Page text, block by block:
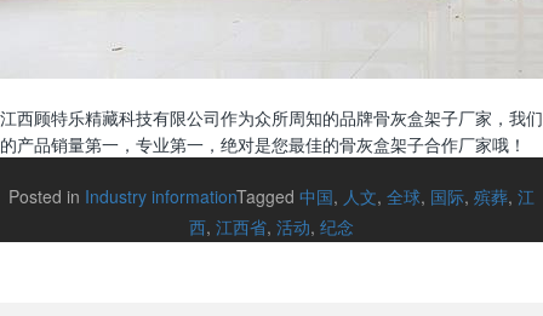
江西顾特乐精藏科技有限公司作为众所周知的品牌骨灰盒架子厂家，我们
的产品销量第一，专业第一，绝对是您最佳的骨灰盒架子合作厂家哦！
Posted in Industry informationTagged 中国, 人文, 全球, 国际, 殡葬, 江
西, 江西省, 活动, 纪念